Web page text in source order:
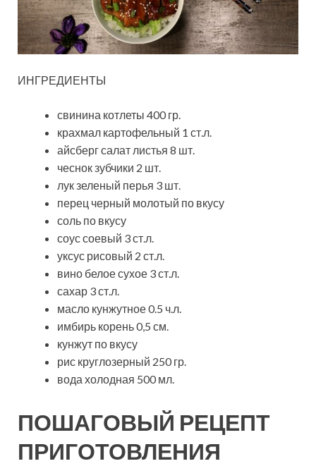
ИНГРЕДИЕНТЫ
свинина котлеты 400 гр.
крахмал картофельный 1 ст.л.
айсберг салат листья 8 шт.
чеснок зубчики 2 шт.
лук зеленый перья 3 шт.
перец черный молотый по вкусу
соль по вкусу
соус соевый 3 ст.л.
уксус рисовый 2 ст.л.
вино белое сухое 3 ст.л.
сахар 3 ст.л.
масло кунжутное 0.5 ч.л.
имбирь корень 0,5 см.
кунжут по вкусу
рис круглозерный 250 гр.
вода холодная 500 мл.
ПОШАГОВЫЙ РЕЦЕПТ
ПРИГОТОВЛЕНИЯ